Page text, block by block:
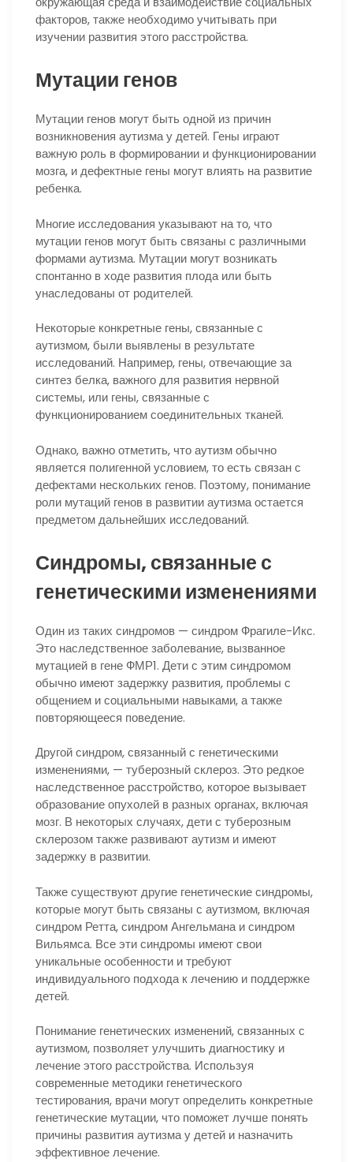
факторов, также необходимо учитывать при
изучении развития этого расстройства.
Мутации генов
Мутации генов могут быть одной из причин
возникновения аутизма у детей. Гены играют
важную роль в формировании и функционировании
мозга, и дефектные гены могут влиять на развитие
ребенка.
Многие исследования указывают на то, что
мутации генов могут быть связаны с различными
формами аутизма. Мутации могут возникать
спонтанно в ходе развития плода или быть
унаследованы от родителей.
Некоторые конкретные гены, связанные с
аутизмом, были выявлены в результате
исследований. Например, гены, отвечающие за
синтез белка, важного для развития нервной
системы, или гены, связанные с
функционированием соединительных тканей.
Однако, важно отметить, что аутизм обычно
является полигенной условием, то есть связан с
дефектами нескольких генов. Поэтому, понимание
роли мутаций генов в развитии аутизма остается
предметом дальнейших исследований.
Синдромы, связанные с
генетическими изменениями
Один из таких синдромов — синдром Фрагиле-Икс.
Это наследственное заболевание, вызванное
мутацией в гене ФМР1. Дети с этим синдромом
обычно имеют задержку развития, проблемы с
общением и социальными навыками, а также
повторяющееся поведение.
Другой синдром, связанный с генетическими
изменениями, — туберозный склероз. Это редкое
наследственное расстройство, которое вызывает
образование опухолей в разных органах, включая
мозг. В некоторых случаях, дети с туберозным
склерозом также развивают аутизм и имеют
задержку в развитии.
Также существуют другие генетические синдромы,
которые могут быть связаны с аутизмом, включая
синдром Ретта, синдром Ангельмана и синдром
Вильямса. Все эти синдромы имеют свои
уникальные особенности и требуют
индивидуального подхода к лечению и поддержке
детей.
Понимание генетических изменений, связанных с
аутизмом, позволяет улучшить диагностику и
лечение этого расстройства. Используя
современные методики генетического
тестирования, врачи могут определить конкретные
генетические мутации, что поможет лучше понять
причины развития аутизма у детей и назначить
эффективное лечение.